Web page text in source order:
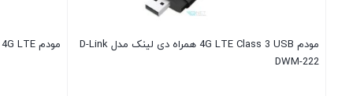
مودم 4G LTE Class 3 USB همراه دی لینک مدل D-Link
DWM-222
مودم 4G LTE تندا مدل Tenda 4G03